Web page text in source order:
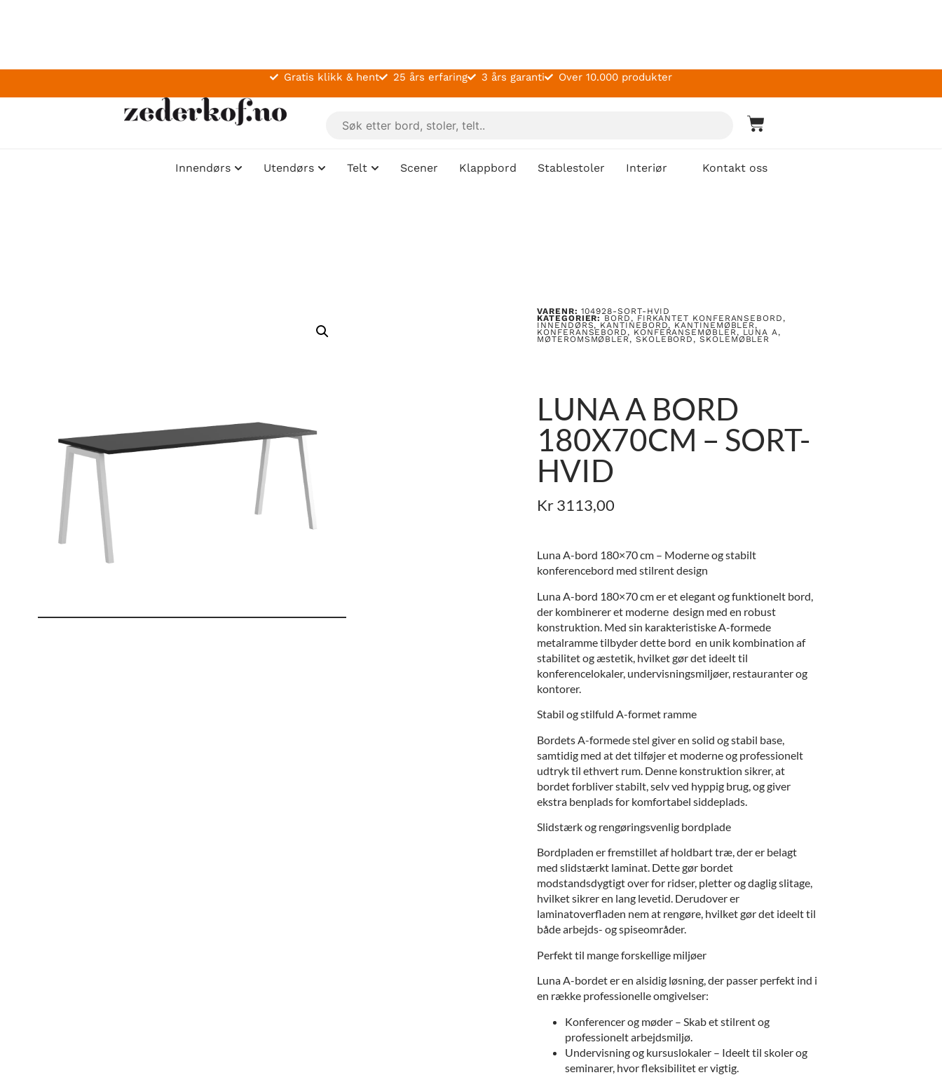
Gratis klikk & hent 25 års erfaring 3 års garanti Over 10.000 produkter
Innendørs Utendørs Telt Scener Klappbord Stablestoler Interiør Kontakt oss
VARENR: 104928-SORT-HVID
KATEGORIER: BORD, FIRKANTET KONFERANSEBORD,
INNENDØRS, KANTINEBORD, KANTINEMØBLER,
KONFERANSEBORD, KONFERANSEMØBLER, LUNA A,
MØTEROMSMØBLER, SKOLEBORD,SKOLEMØBLER
LUNA A BORD
180X70CM – SORT-
HVID
Kr3113,00
Luna A-bord 180×70 cm – Moderne og stabilt
konferencebord med stilrent design
Luna A-bord 180×70 cm er et elegant og funktionelt bord,
der kombinerer et moderne design med en robust
konstruktion. Med sin karakteristiske A-formede
metalramme tilbyder dette bord en unik kombination af
stabilitet og æstetik, hvilket gør det ideelt til
konferencelokaler, undervisningsmiljøer, restauranter og
kontorer.
Stabil og stilfuld A-formet ramme
Bordets A-formede stel giver en solid og stabil base,
samtidig med at det tilføjer et moderne og professionelt
udtryk til ethvert rum. Denne konstruktion sikrer, at
bordet forbliver stabilt, selv ved hyppig brug, og giver
ekstra benplads for komfortabel siddeplads.
Slidstærk og rengøringsvenlig bordplade
Bordpladen er fremstillet af holdbart træ, der er belagt
med slidstærkt laminat. Dette gør bordet
modstandsdygtigt over for ridser, pletter og daglig slitage,
hvilket sikrer en lang levetid. Derudover er
laminatoverfladen nem at rengøre, hvilket gør det ideelt til
både arbejds- og spiseområder.
Perfekt til mange forskellige miljøer
Luna A-bordet er en alsidig løsning, der passer perfekt ind i
en række professionelle omgivelser:
Konferencer og møder – Skab et stilrent og
professionelt arbejdsmiljø.
Undervisning og kursuslokaler – Ideelt til skoler og
seminarer, hvor fleksibilitet er vigtig.